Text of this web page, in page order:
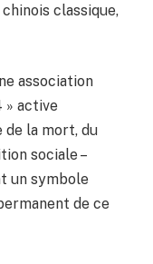
classique,
association
» active
de la mort, du
sociale –
un symbole
de ce